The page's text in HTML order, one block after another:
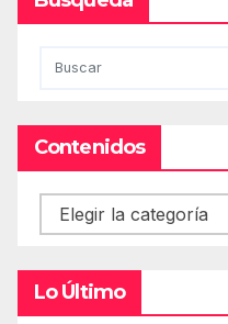
Contenidos
Contenidos
Lo Último